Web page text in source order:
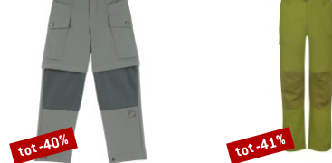
Korting
tot -40% Korting
tot -41%